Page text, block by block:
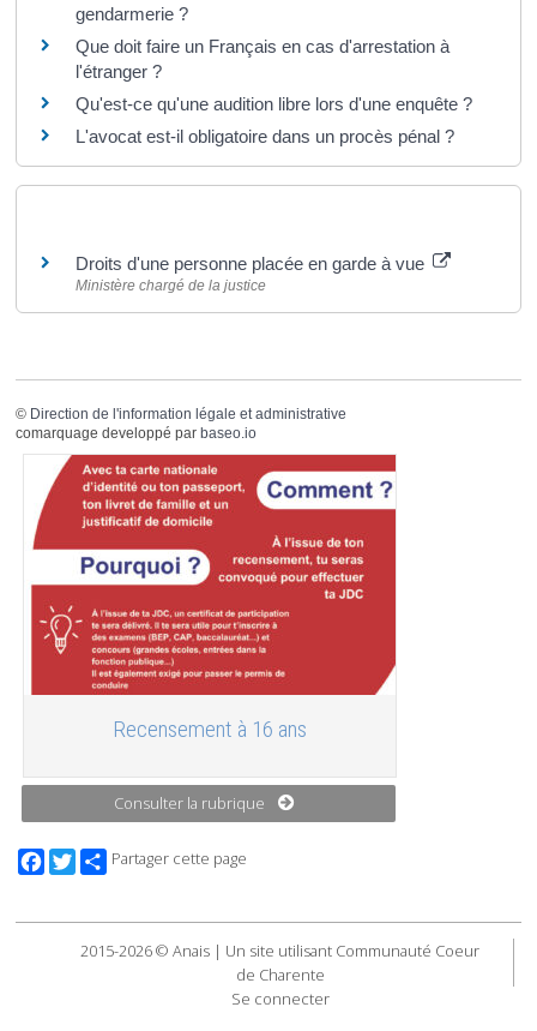
gendarmerie ?
Que doit faire un Français en cas d'arrestation à
l'étranger ?
Qu'est-ce qu'une audition libre lors d'une enquête ?
L'avocat est-il obligatoire dans un procès pénal ?
Droits d'une personne placée en garde à vue
Ministère chargé de la justice
© Direction de l'information légale et administrative
comarquage developpé par baseo.io
Recensement à 16 ans
Consulter la rubrique
FacebookTwitterPartager cette page
2015-2026 © Anais | Un site utilisant Communauté Coeur
de Charente
Se connecter